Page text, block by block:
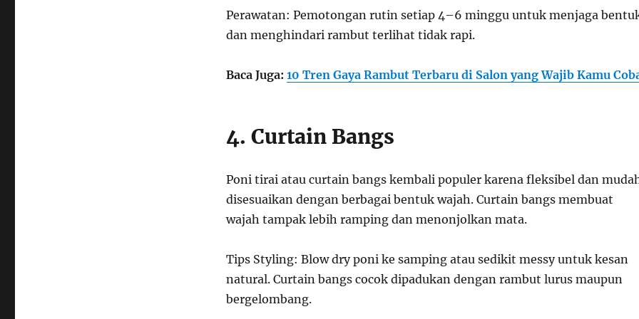
Perawatan: Pemotongan rutin setiap 4–6 minggu untuk menjaga
dan menghindari rambut terlihat tidak rapi.
Baca Juga: 10 Tren Gaya Rambut Terbaru di Salon yang Wajib Kamu
4. Curtain Bangs
Poni tirai atau curtain bangs kembali populer karena fleksibel dan
disesuaikan dengan berbagai bentuk wajah. Curtain bangs membuat
wajah tampak lebih ramping dan menonjolkan mata.
Tips Styling: Blow dry poni ke samping atau sedikit messy untuk kesan
natural. Curtain bangs cocok dipadukan dengan rambut lurus maupun
bergelombang.